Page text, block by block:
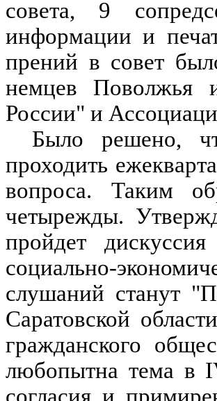
совета, 9
информации и
прений в совет
немцев Поволжья
России" и
Было решено,
проходить
вопроса. Таким
четырежды.
пройдет
социально-
слушаний станут
Саратовской
гражданского
любопытна тема в